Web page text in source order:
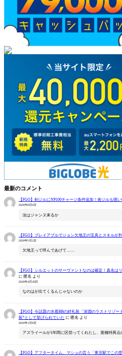
最新のコメント
【FGO】剣ジルにNP100チャージ条件追加！術ジルも呪
2026年8月6日
汝はジャンヌ来るか
【FGO】プレイアブルでジョン欠地王の宝具とスキルが
2026年5月2日
欠地王って呼んであげて……
【FGO】シルエットのサーヴァントなのは確定！真名
に 匿名 より
2026年4月28日
なのはが出てくるんじゃないのか
【FGO】今話題の水着BBの絆礼装「深淵のラストリゾ
装”として挙げられていた に 匿名 より
2026年1月8日
アズライールが1年間に区切ってくれたし、亜種特異
【FGO】アフタータイム、マシュの言う「東京駅でこの